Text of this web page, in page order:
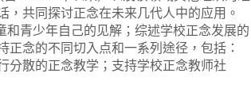
共同探讨正念在未来几代人中的应用。
和青少年自己的见解；综述学校正念发展的
念的不同切入点和一系列途径，包括：
分散的正念教学；支持学校正念教师社